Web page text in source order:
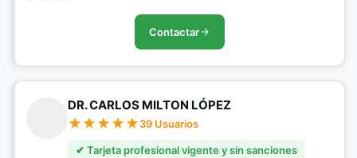
Contactar
DR. CARLOS MILTON LÓPEZ
39 Usuarios
✔ Tarjeta profesional vigente y sin sanciones